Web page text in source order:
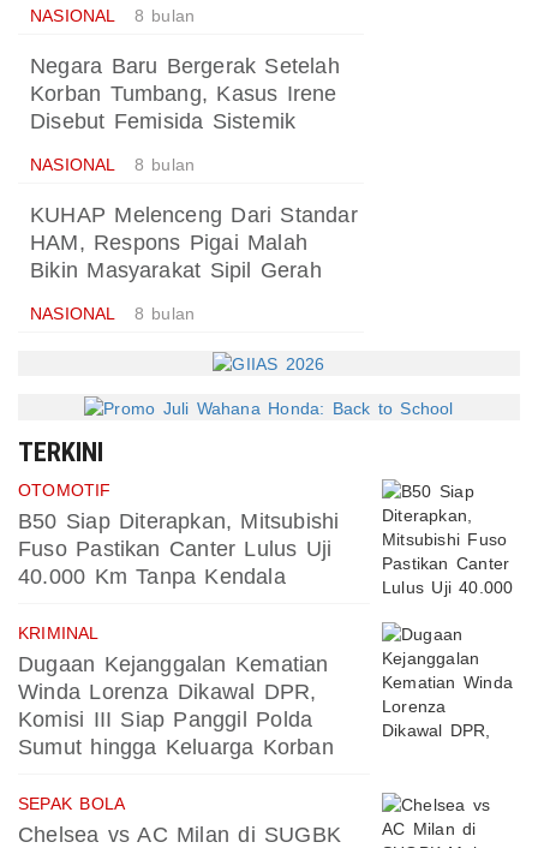
NASIONAL 8 bulan
Negara Baru Bergerak Setelah
Korban Tumbang, Kasus Irene
Disebut Femisida Sistemik
NASIONAL 8 bulan
KUHAP Melenceng Dari Standar
HAM, Respons Pigai Malah
Bikin Masyarakat Sipil Gerah
NASIONAL 8 bulan
TERKINI
OTOMOTIF
B50 Siap Diterapkan, Mitsubishi
Fuso Pastikan Canter Lulus Uji
40.000 Km Tanpa Kendala
KRIMINAL
Dugaan Kejanggalan Kematian
Winda Lorenza Dikawal DPR,
Komisi III Siap Panggil Polda
Sumut hingga Keluarga Korban
SEPAK BOLA
Chelsea vs AC Milan di SUGBK